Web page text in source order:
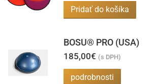
bola:
25,90€.
je:
22,90€.
Pridať do košíka
BOSU® PRO (USA)
185,00€ (s DPH)
podrobnosti